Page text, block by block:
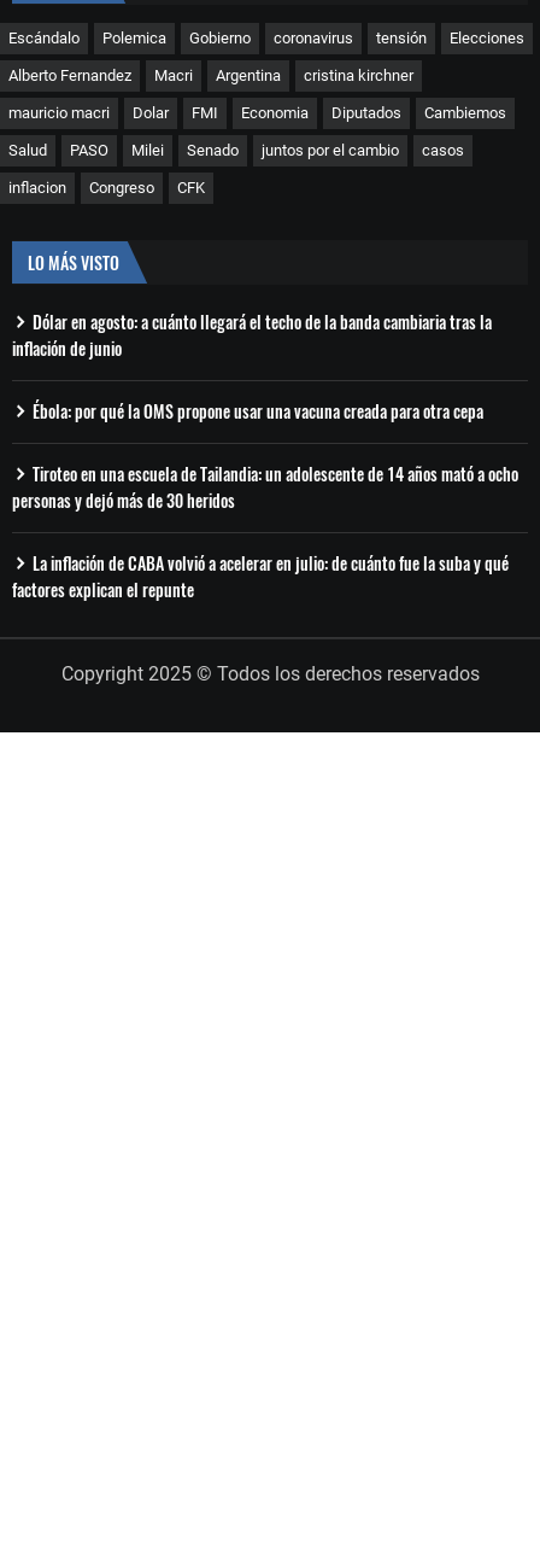
Escándalo Polemica Gobierno coronavirus tensión Elecciones
Alberto Fernandez Macri Argentina cristina kirchner
mauricio macri Dolar FMI Economia Diputados Cambiemos
Salud PASO Milei Senado juntos por el cambio casos
inflacion Congreso CFK
LO MÁS VISTO
Dólar en agosto: a cuánto llegará el techo de la banda cambiaria tras la
inflación de junio
Ébola: por qué la OMS propone usar una vacuna creada para otra cepa
Tiroteo en una escuela de Tailandia: un adolescente de 14 años mató a ocho
personas y dejó más de 30 heridos
La inflación de CABA volvió a acelerar en julio: de cuánto fue la suba y qué
factores explican el repunte
Copyright 2025 © Todos los derechos reservados